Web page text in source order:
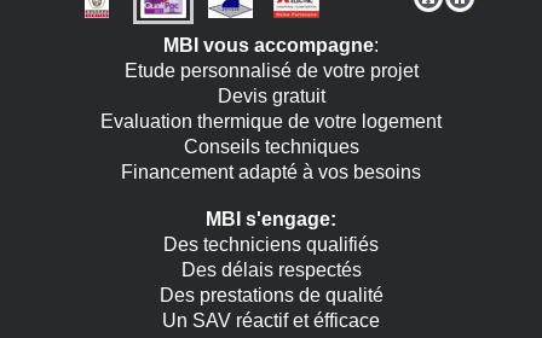
MBI vous accompagne:
Etude personnalisé de votre projet
Devis gratuit
Evaluation thermique de votre logement
Conseils techniques
Financement adapté à vos besoins
MBI s'engage:
Des techniciens qualifiés
Des délais respectés
Des prestations de qualité
Un SAV réactif et éfficace